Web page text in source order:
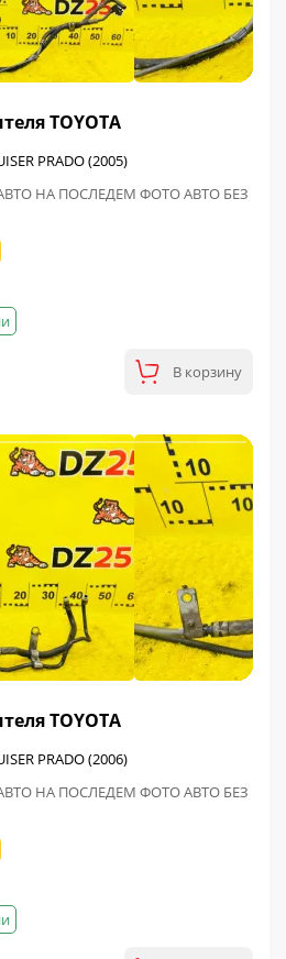
TOYOTA
PRADO (2005)
НА ПОСЛЕДЕМ ФОТО АВТО БЕЗ
В корзину
TOYOTA
PRADO (2006)
НА ПОСЛЕДЕМ ФОТО АВТО БЕЗ